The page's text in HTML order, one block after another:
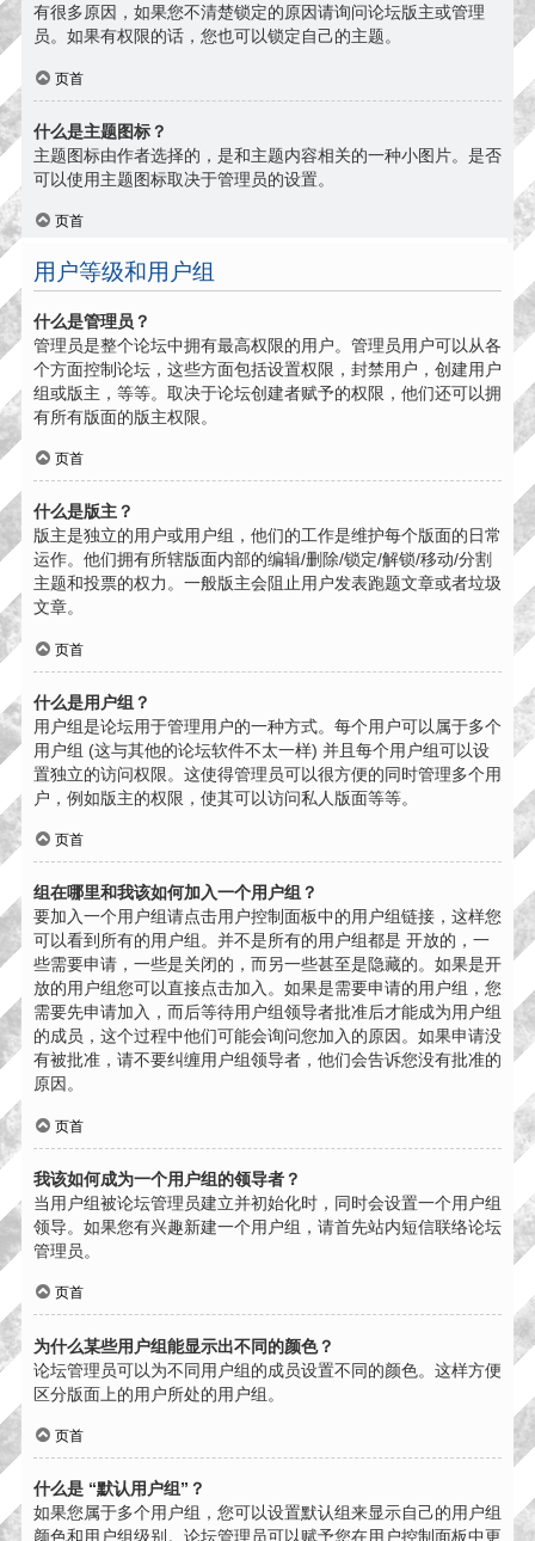
有很多原因，如果您不清楚锁定的原因请询问论坛版主或管理
员。如果有权限的话，您也可以锁定自己的主题。
页首
什么是主题图标？
主题图标由作者选择的，是和主题内容相关的一种小图片。是否
可以使用主题图标取决于管理员的设置。
页首
用户等级和用户组
什么是管理员？
管理员是整个论坛中拥有最高权限的用户。管理员用户可以从各
个方面控制论坛，这些方面包括设置权限，封禁用户，创建用户
组或版主，等等。取决于论坛创建者赋予的权限，他们还可以拥
有所有版面的版主权限。
页首
什么是版主？
版主是独立的用户或用户组，他们的工作是维护每个版面的日常
运作。他们拥有所辖版面内部的编辑/删除/锁定/解锁/移动/分割
主题和投票的权力。一般版主会阻止用户发表跑题文章或者垃圾
文章。
页首
什么是用户组？
用户组是论坛用于管理用户的一种方式。每个用户可以属于多个
用户组 (这与其他的论坛软件不太一样) 并且每个用户组可以设
置独立的访问权限。这使得管理员可以很方便的同时管理多个用
户，例如版主的权限，使其可以访问私人版面等等。
页首
组在哪里和我该如何加入一个用户组？
要加入一个用户组请点击用户控制面板中的用户组链接，这样您
可以看到所有的用户组。并不是所有的用户组都是 开放的，一
些需要申请，一些是关闭的，而另一些甚至是隐藏的。如果是开
放的用户组您可以直接点击加入。如果是需要申请的用户组，您
需要先申请加入，而后等待用户组领导者批准后才能成为用户组
的成员，这个过程中他们可能会询问您加入的原因。如果申请没
有被批准，请不要纠缠用户组领导者，他们会告诉您没有批准的
原因。
页首
我该如何成为一个用户组的领导者？
当用户组被论坛管理员建立并初始化时，同时会设置一个用户组
领导。如果您有兴趣新建一个用户组，请首先站内短信联络论坛
管理员。
页首
为什么某些用户组能显示出不同的颜色？
论坛管理员可以为不同用户组的成员设置不同的颜色。这样方便
区分版面上的用户所处的用户组。
页首
什么是 “默认用户组”？
如果您属于多个用户组，您可以设置默认组来显示自己的用户组
颜色和用户组级别。论坛管理员可以赋予您在用户控制面板中更